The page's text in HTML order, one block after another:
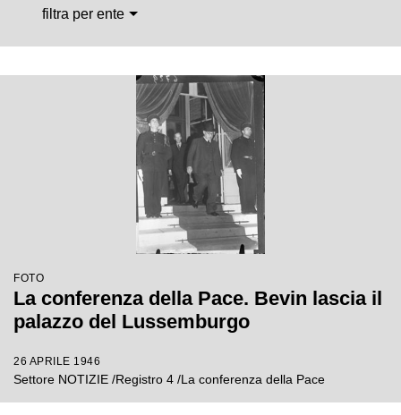
filtra per ente
FOTO
La conferenza della Pace. Bevin lascia il
palazzo del Lussemburgo
26 APRILE 1946
Settore NOTIZIE /Registro 4 /La conferenza della Pace